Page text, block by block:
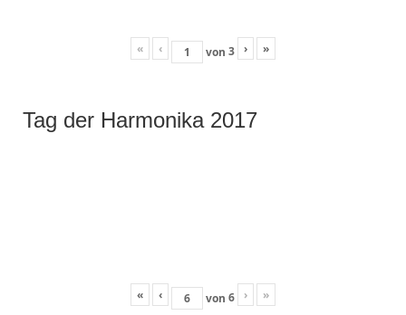
« ‹ von 3 › »
Tag der Harmonika 2017
« ‹ von 6 › »